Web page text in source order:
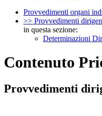
Provvedimenti organi
>> Provvedimenti
in questa sezione:
Determinazioni
Contenuto
Provvedimenti